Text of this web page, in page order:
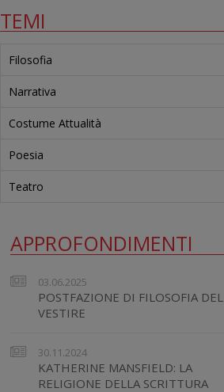
TEMI
Filosofia
Narrativa
Costume Attualità
Poesia
Teatro
APPROFONDIMENTI
03.06.2025
POSTFAZIONE DI FILOSOFIA DEL
VESTIRE
30.11.2024
KATHERINE MANSFIELD: LA
RELIGIONE DELLA SCRITTURA